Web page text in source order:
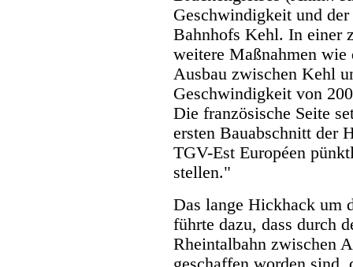
Geschwindigkeit und
Bahnhofs Kehl. In einer
weitere Maßnahmen
Ausbau zwischen Kehl
Geschwindigkeit von
Die französische Seite
ersten Bauabschnitt der
TGV-Est Européen
stellen."
Das lange Hickhack um
führte dazu, dass durch
Rheintalbahn zwischen